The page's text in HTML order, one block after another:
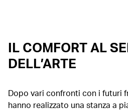
IL COMFORT AL
DELL’ARTE
Dopo vari confronti con i futuri
hanno realizzato una stanza a